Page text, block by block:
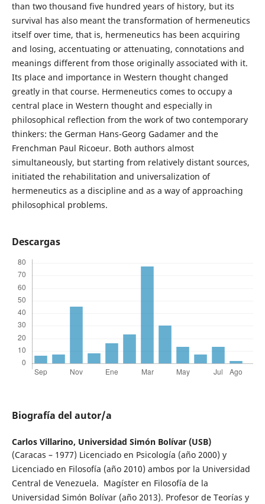
than two thousand five hundred years of history, but its
survival has also meant the transformation of hermeneutics
itself over time, that is, hermeneutics has been acquiring
and losing, accentuating or attenuating, connotations and
meanings different from those originally associated with it.
Its place and importance in Western thought changed
greatly in that course. Hermeneutics comes to occupy a
central place in Western thought and especially in
philosophical reflection from the work of two contemporary
thinkers: the German Hans-Georg Gadamer and the
Frenchman Paul Ricoeur. Both authors almost
simultaneously, but starting from relatively distant sources,
initiated the rehabilitation and universalization of
hermeneutics as a discipline and as a way of approaching
philosophical problems.
Descargas
Biografía del autor/a
Carlos Villarino, Universidad Simón Bolívar (USB)
(Caracas – 1977) Licenciado en Psicología (año 2000) y
Licenciado en Filosofía (año 2010) ambos por la Universidad
Central de Venezuela. Magíster en Filosofía de la
Universidad Simón Bolívar (año 2013). Profesor de Teorías y